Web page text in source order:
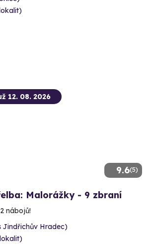
9.6(5)
12. 08. 2026
Malorážky - 9 zbraní
nábojů!
Jindřichův Hradec)